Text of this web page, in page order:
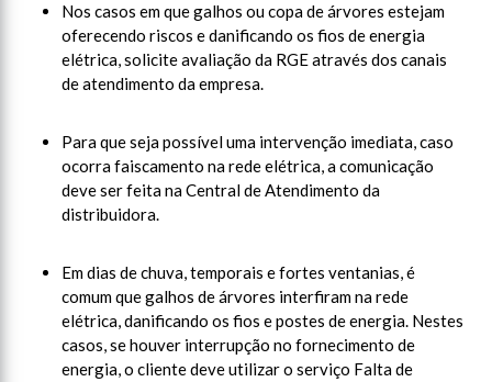
Nos casos em que galhos ou copa de árvores estejam
oferecendo riscos e danificando os fios de energia
elétrica, solicite avaliação da RGE através dos canais
de atendimento da empresa.
Para que seja possível uma intervenção imediata, caso
ocorra faiscamento na rede elétrica, a comunicação
deve ser feita na Central de Atendimento da
distribuidora.
Em dias de chuva, temporais e fortes ventanias, é
comum que galhos de árvores interfiram na rede
elétrica, danificando os fios e postes de energia. Nestes
casos, se houver interrupção no fornecimento de
energia, o cliente deve utilizar o serviço Falta de